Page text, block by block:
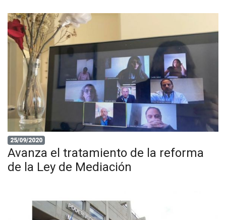
25/09/2020
Avanza el tratamiento de la reforma
de la Ley de Mediación